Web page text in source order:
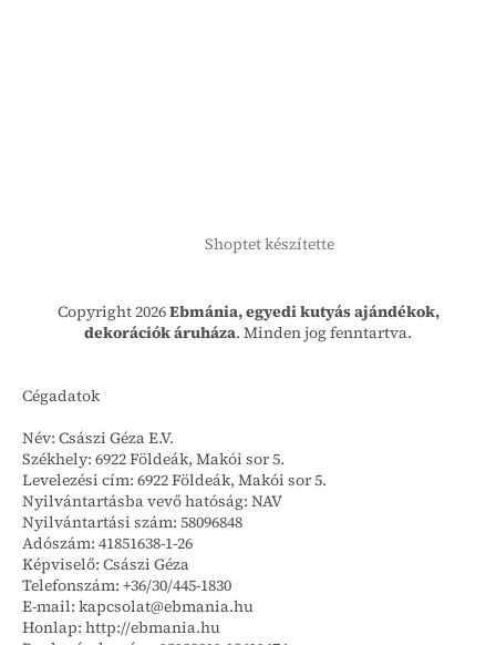
Shoptet készítette
Copyright 2026Ebmánia, egyedi kutyás ajándékok,
dekorációk áruháza. Minden jog fenntartva.
Cégadatok
Név: Császi Géza E.V.
Székhely: 6922 Földeák, Makói sor 5.
Levelezési cím: 6922 Földeák, Makói sor 5.
Nyilvántartásba vevő hatóság: NAV
Nyilvántartási szám: 58096848
Adószám: 41851638-1-26
Képviselő: Császi Géza
Telefonszám: +36/30/445-1830
E-mail: kapcsolat@ebmania.hu
Honlap: http://ebmania.hu